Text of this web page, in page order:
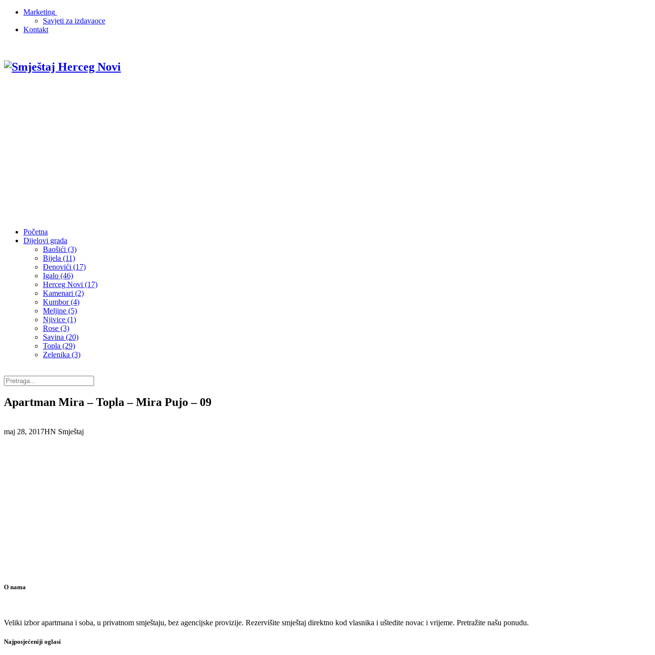
Marketing
Savjeti za izdavaoce
Kontakt
Početna
Dijelovi grada
Baošići (3)
Bijela (11)
Đenovići (17)
Igalo (46)
Herceg Novi (17)
Kamenari (2)
Kumbor (4)
Meljine (5)
Njivice (1)
Rose (3)
Savina (20)
Topla (29)
Zelenika (3)
Apartman Mira – Topla – Mira Pujo – 09
maj 28, 2017HN Smještaj
O nama
Veliki izbor apartmana i soba, u privatnom smještaju, bez agencijske provizije. Rezervišite smještaj direktno kod vlasnika i uštedite novac i vrijeme. Pretražite našu ponudu.
Najposjećeniji oglasi